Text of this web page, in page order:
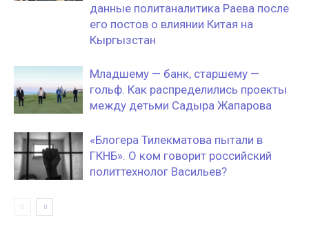
данные политаналитика Раева после
его постов о влиянии Китая на
Кыргызстан
Младшему — банк, старшему —
гольф. Как распределились проекты
между детьми Садыра Жапарова
«Блогера Тилекматова пытали в
ГКНБ». О ком говорит российский
политтехнолог Васильев?